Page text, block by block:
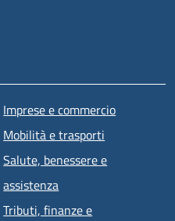
Imprese e commercio
Mobilità e trasporti
Salute, benessere e
assistenza
Tributi, finanze e